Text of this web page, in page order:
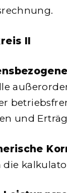
II
und